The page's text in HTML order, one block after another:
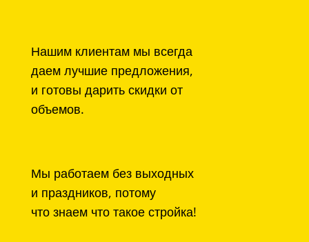
Нашим клиентам мы всегда
даем лучшие предложения,
и готовы дарить скидки от
объемов.
Мы работаем без выходных
и праздников, потому
что знаем что такое стройка!